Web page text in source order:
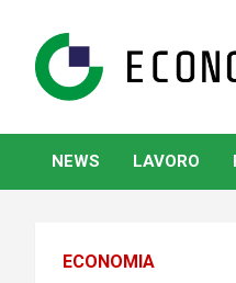
content
NEWS LAVORO
ECONOMIA